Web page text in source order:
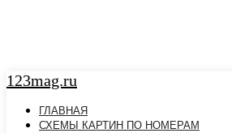
123mag.ru
ГЛАВНАЯ
СХЕМЫ КАРТИН ПО НОМЕРАМ